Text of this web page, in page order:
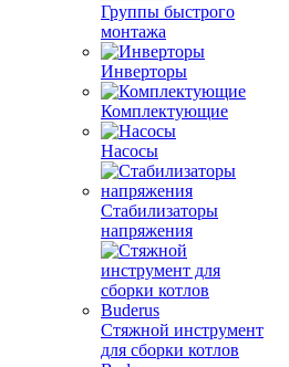
Группы быстрого
монтажа
Инверторы
Комплектующие
Насосы
Стабилизаторы
напряжения
Стяжной инструмент
для сборки котлов